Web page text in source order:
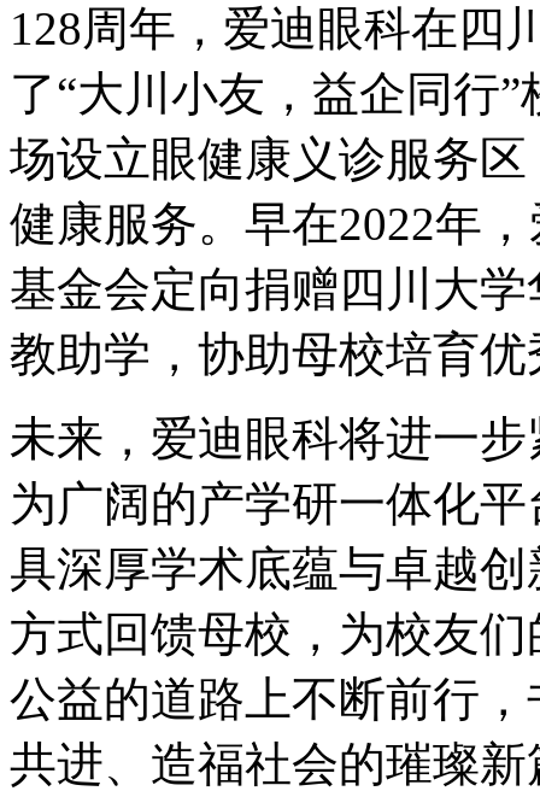
128周年，爱迪眼科在四
了“大川小友，益企同行
场设立眼健康义诊服务
健康服务。早在2022年
基金会定向捐赠四川大
教助学，协助母校培育
未来，爱迪眼科将进一
为广阔的产学研一体化
具深厚学术底蕴与卓越
方式回馈母校，为校友
公益的道路上不断前行
共进、造福社会的璀璨新